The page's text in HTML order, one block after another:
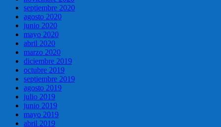
septiembre 2020
agosto 2020
junio 2020
mayo 2020
abril 2020
marzo 2020
diciembre 2019
octubre 2019
septiembre 2019
agosto 2019
julio 2019
junio 2019
mayo 2019
abril 2019